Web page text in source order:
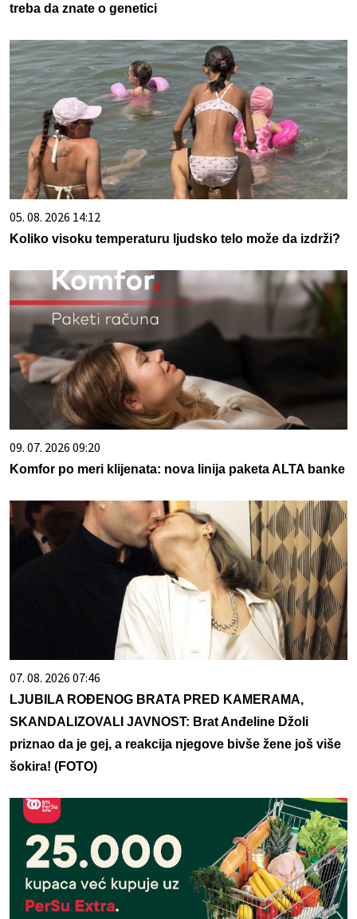
treba da znate o genetici
05. 08. 2026 14:12
Koliko visoku temperaturu ljudsko telo može da izdrži?
09. 07. 2026 09:20
Komfor po meri klijenata: nova linija paketa ALTA banke
07. 08. 2026 07:46
LJUBILA ROĐENOG BRATA PRED KAMERAMA,
SKANDALIZOVALI JAVNOST: Brat Anđeline Džoli
priznao da je gej, a reakcija njegove bivše žene još više
šokira! (FOTO)